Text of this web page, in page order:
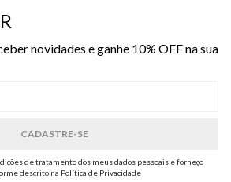
novidades e ganhe 10% OFF na sua
de tratamento dos meus dados pessoais e forneço
descrito na Política de Privacidade